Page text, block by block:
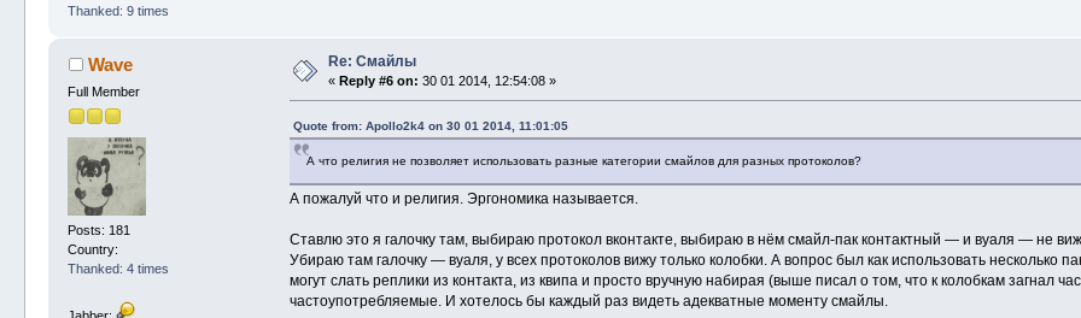
Thanked: 9 times
Wave
Full Member
Posts: 181
Country:
Thanked: 4 times
Re: Смайлы
«Reply #6 on: 30 01 2014, 12:54:08 »
Quote from: Apollo2k4 on 30 01 2014, 11:01:05
А что религия не позволяет использовать разные категории смайлов для разных протоколов?
А пожалуй что и религия. Эргономика называется.
Ставлю это я галочку там, выбираю протокол вконтакте, выбираю в нём смайл-пак контактный — и вуаля — не
Убираю там галочку — вуаля, у всех протоколов вижу только колобки. А вопрос был как использовать несколько
могут слать реплики из контакта, из квипа и просто вручную набирая (выше писал о том, что к колобкам загнал
частоупотребляемые. И хотелось бы каждый раз видеть адекватные моменту смайлы.